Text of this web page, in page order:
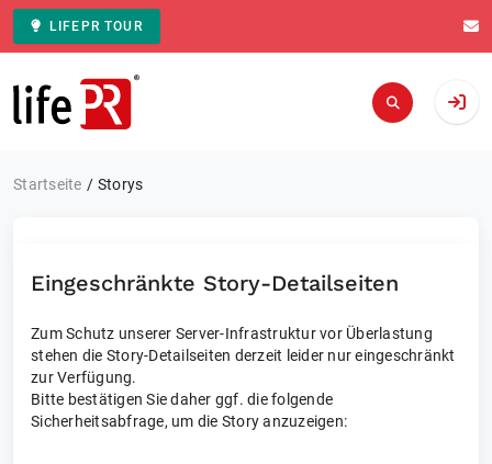
LIFEPR TOUR
Zur Startseite
Startseite Storys
Eingeschränkte Story-Detailseiten
Zum Schutz unserer Server-Infrastruktur vor Überlastung
stehen die Story-Detailseiten derzeit leider nur eingeschränkt
zur Verfügung.
Bitte bestätigen Sie daher ggf. die folgende
Sicherheitsabfrage, um die Story anzuzeigen: